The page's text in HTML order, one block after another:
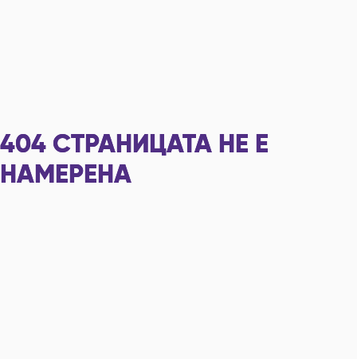
404 СТРАНИЦАТА НЕ Е
НАМЕРЕНА